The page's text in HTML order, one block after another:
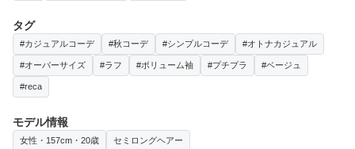
タグ
#カジュアルコーデ #秋コーデ #シンプルコーデ #オトナカジュアル
#オーバーサイズ #ラフ #ボリューム袖 #プチプラ #ベージュ
#reca
モデル情報
女性・157cm・20歳 セミロングヘアー